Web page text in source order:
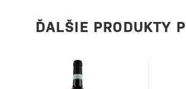
ĎALŠIE PRODUKTY